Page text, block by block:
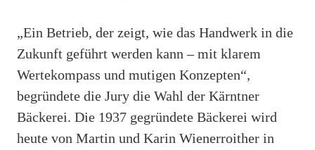
„Ein Betrieb, der zeigt, wie das Handwerk in die
Zukunft geführt werden kann – mit klarem
Wertekompass und mutigen Konzepten“,
begründete die Jury die Wahl der Kärntner
Bäckerei. Die 1937 gegründete Bäckerei wird
heute von Martin und Karin Wienerroither in